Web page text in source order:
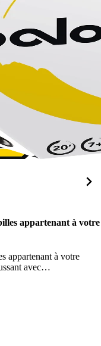
appartenant à votre
appartenant à votre
avec…